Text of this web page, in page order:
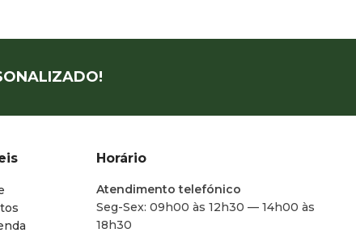
Horário
Atendimento telefónico
Seg-Sex: 09h00 às 12h30 — 14h00 às
18h30